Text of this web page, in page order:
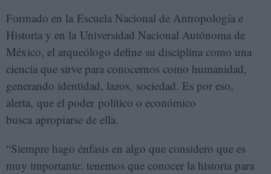
Formado en la Escuela Nacional de Antropología e
Historia y en la Universidad Nacional Autónoma de
México, el arqueólogo define su disciplina como una
ciencia que sirve para conocernos como humanidad,
generando identidad, lazos, sociedad. Es por eso,
alerta, que el poder político o económico
busca apropiarse de ella.
“Siempre hago énfasis en algo que considero que es
muy importante: tenemos que conocer la historia para